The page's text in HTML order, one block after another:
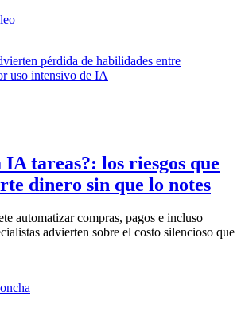
IA tareas?: los riesgos que
dinero sin que lo notes
automatizar compras, pagos e incluso
advierten sobre el costo silencioso que